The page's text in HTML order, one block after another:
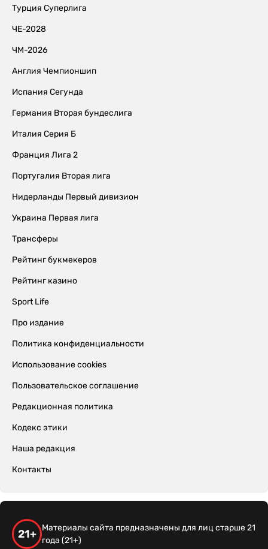
Турция Суперлига
ЧЕ-2028
ЧМ-2026
Англия Чемпионшип
Испания Сегунда
Германия Вторая бундеслига
Италия Серия Б
Франция Лига 2
Португалия Вторая лига
Нидерланды Первый дивизион
Украина Первая лига
Трансферы
Рейтинг букмекеров
Рейтинг казино
Sport Life
Про издание
Политика конфиденциальности
Использование cookies
Пользовательское соглашение
Редакционная политика
Кодекс этики
Наша редакция
Контакты
21+
Материалы сайта предназначены для лиц старше 21
года (21+)